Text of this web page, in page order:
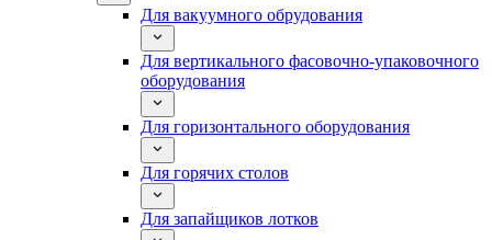
Для вакуумного обрудования
Для вертикального фасовочно-упаковочного
оборудования
Для горизонтального оборудования
Для горячих столов
Для запайщиков лотков